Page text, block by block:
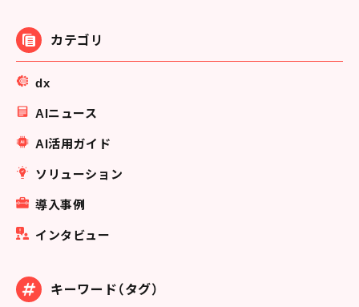
カテゴリ
dx
AIニュース
AI活用ガイド
ソリューション
導入事例
インタビュー
キーワード（タグ）